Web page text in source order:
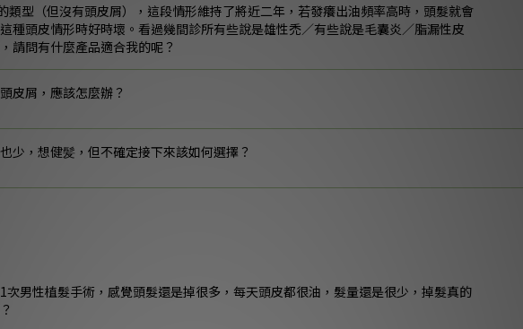
類型（但沒有頭皮屑），這段情形維持了將近二年，若發癢出油頻率高時，頭髮就會
種頭皮情形時好時壞。看過幾間診所有些說是雄性禿／有些說是毛囊炎／脂漏性皮
請問有什麼產品適合我的呢？
皮屑，應該怎麼辦？
少，想健髪，但不確定接下來該如何選擇？
次男性植髮手術，感覺頭髮還是掉很多，每天頭皮都很油，髮量還是很少，掉髮真的